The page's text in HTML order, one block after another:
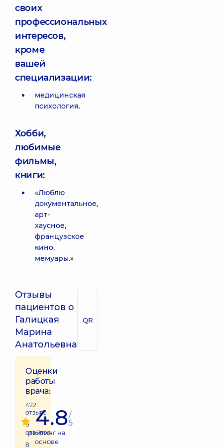
своих
профессиональных
интересов,
кроме
вашей
специализации:
медицинская
психология.
Хобби,
любимые
фильмы,
книги:
«Люблю
документальное,
арт-
хаусное,
французское
кино,
мемуары.»
Отзывы
пациентов о
Галицкая
Марина
Анатольевна
QR
Оценки
работы
врача:
422
отзыва
9
отзывов
8
4.8/
5
рейтинг на
основе